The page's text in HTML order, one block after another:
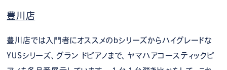
豊川店
豊川店では入門者にオススメのbシリーズからハイグレードな
YUSシリーズ、グラン ドピアノまで、ヤマハアコースティックピ